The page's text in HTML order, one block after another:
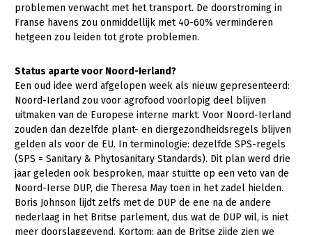
Kalverhouderij
Konijnenhouderij
Paardenhouderij
Pluimveehouderij
Schapenhouderij
Varkenshouderij
Vleesveehouderij
Biologische Landbouw
Bollenteelt
Fruitteelt
Glastuinbouw
Paddenstoelen
Vollegrondsgroente
Multifunctioneel
Vrouw en Bedrijf
Onderwerpen
Nieuws
Nieuwsabonnement
Webinars
Over LTO
LTO Nederland
Mensen
Bestuur en Directie
Medewerkers
Jaarverslag 2023
Vacatures
problemen verwacht met het transport. De doorstroming in
Franse havens zou onmiddellijk met 40-60% verminderen
hetgeen zou leiden tot grote problemen.
Status aparte voor Noord-Ierland?
Een oud idee werd afgelopen week als nieuw gepresenteerd:
Noord-Ierland zou voor agrofood voorlopig deel blijven
uitmaken van de Europese interne markt. Voor Noord-Ierland
zouden dan dezelfde plant- en diergezondheidsregels blijven
gelden als voor de EU. In terminologie: dezelfde SPS-regels
(SPS = Sanitary & Phytosanitary Standards). Dit plan werd drie
jaar geleden ook besproken, maar stuitte op een veto van de
Noord-Ierse DUP, die Theresa May toen in het zadel hielden.
Boris Johnson lijdt zelfs met de DUP de ene na de andere
nederlaag in het Britse parlement, dus wat de DUP wil, is niet
meer doorslaggevend. Kortom: aan de Britse zijde zien we